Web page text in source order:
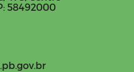
58492000